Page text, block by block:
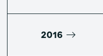
2016